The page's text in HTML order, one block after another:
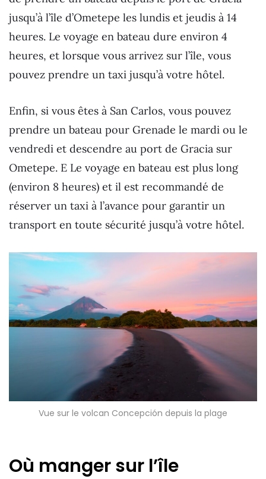
jusqu’à l’île d’Ometepe les lundis et jeudis à 14
heures. Le voyage en bateau dure environ 4
heures, et lorsque vous arrivez sur l’île, vous
pouvez prendre un taxi jusqu’à votre hôtel.
Enfin, si vous êtes à San Carlos, vous pouvez
prendre un bateau pour Grenade le mardi ou le
vendredi et descendre au port de Gracia sur
Ometepe. E Le voyage en bateau est plus long
(environ 8 heures) et il est recommandé de
réserver un taxi à l’avance pour garantir un
transport en toute sécurité jusqu’à votre hôtel.
Vue sur le volcan Concepción depuis la plage
Où manger sur l’île